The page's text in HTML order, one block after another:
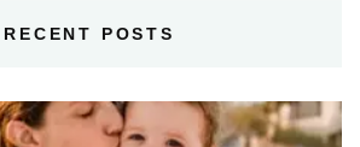
RECENT POSTS